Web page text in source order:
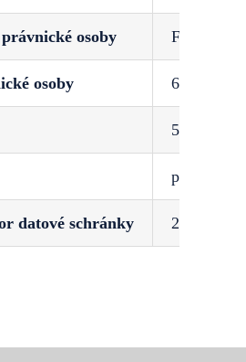
osoby Frýdek-
osoby 651 38 091
558 442
datové schránky 2yfdqnk